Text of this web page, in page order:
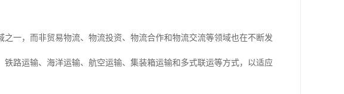
一，而非贸易物流、物流投资、物流合作和物流交流等领域也在不断发
路运输、海洋运输、航空运输、集装箱运输和多式联运等方式，以适应